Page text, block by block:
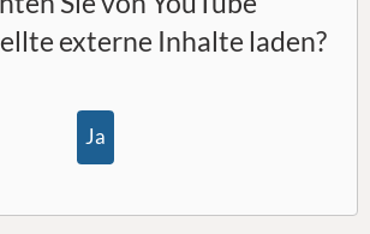
externe Inhalte laden?
Ja